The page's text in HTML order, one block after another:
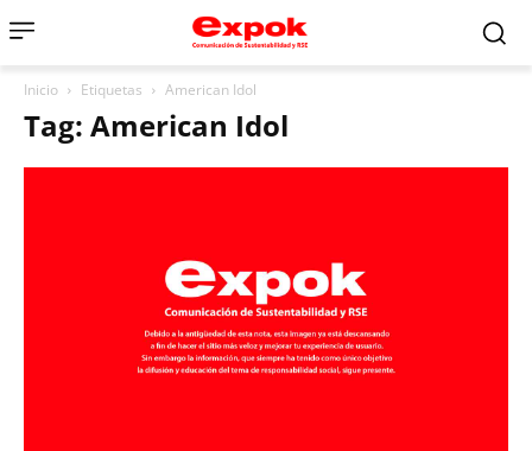
Inicio Etiquetas American Idol
Tag: American Idol